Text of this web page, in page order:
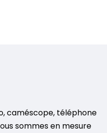
caméscope, téléphone
sommes en mesure